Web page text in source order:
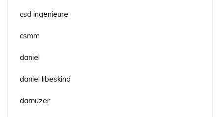
csd ingenieure
csmm
daniel
daniel libeskind
darnuzer